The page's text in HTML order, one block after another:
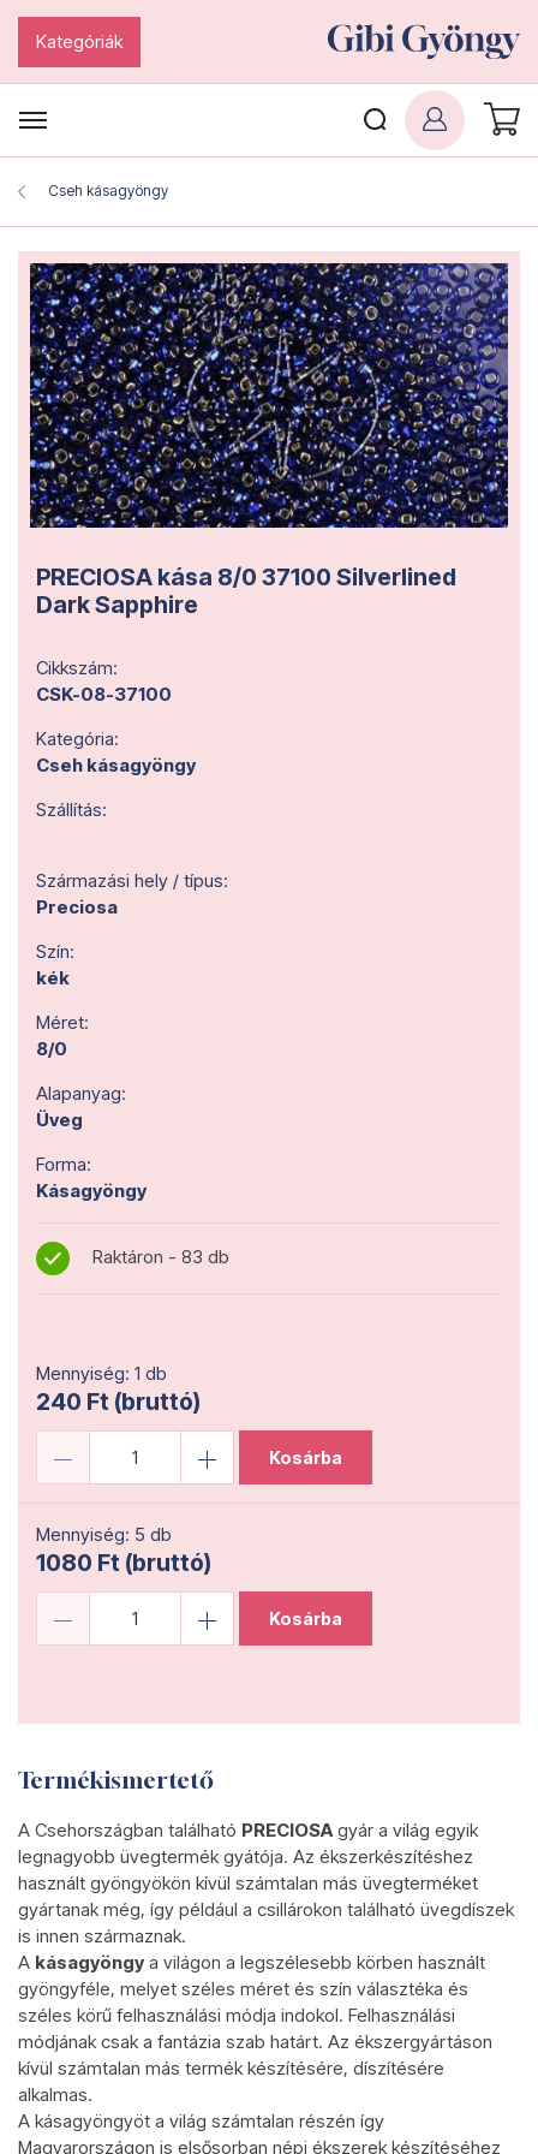
Kategóriák
Cseh kásagyöngy
PRECIOSA kása 8/0 37100 Silverlined
Dark Sapphire
Cikkszám:
CSK-08-37100
Kategória:
Cseh kásagyöngy
Szállítás:
Származási hely / típus:
Preciosa
Szín:
kék
Méret:
8/0
Alapanyag:
Üveg
Forma:
Kásagyöngy
Raktáron - 83 db
Mennyiség: 1 db
240 Ft (bruttó)
Kosárba
Mennyiség: 5 db
1080 Ft (bruttó)
Kosárba
Termékismertető
A Csehországban található PRECIOSAgyár a világ egyik
legnagyobb üvegtermék gyátója. Az ékszerkészítéshez
használt gyöngyökön kívül számtalan más üvegterméket
gyártanak még, így például a csillárokon található üvegdíszek
is innen származnak.
A kásagyöngy a világon a legszélesebb körben használt
gyöngyféle, melyet széles méret és szín választéka és
széles körű felhasználási módja indokol. Felhasználási
módjának csak a fantázia szab határt. Az ékszergyártáson
kívül számtalan más termék készítésére, díszítésére
alkalmas.
A kásagyöngyöt a világ számtalan részén így
Magyarországon is elsősorban népi ékszerek készítéséhez